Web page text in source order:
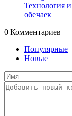
Технология
обечаек
0 Комментариев
Популярные
Новые